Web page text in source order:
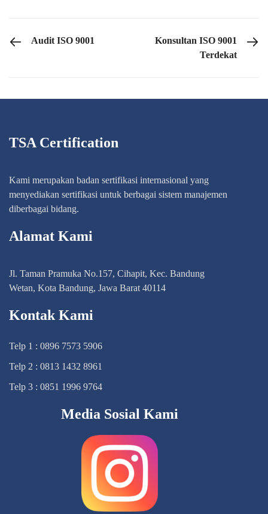
PREVIOUS POST
Audit ISO 9001 NEXT POST
Konsultan ISO 9001
Terdekat
TSA Certification
Kami merupakan badan sertifikasi internasional yang
menyediakan sertifikasi untuk berbagai sistem manajemen
diberbagai bidang.
Alamat Kami
Jl. Taman Pramuka No.157, Cihapit, Kec. Bandung
Wetan, Kota Bandung, Jawa Barat 40114
Kontak Kami
Telp 1 : 0896 7573 5906
Telp 2 : 0813 1432 8961
Telp 3 : 0851 1996 9764
Media Sosial Kami